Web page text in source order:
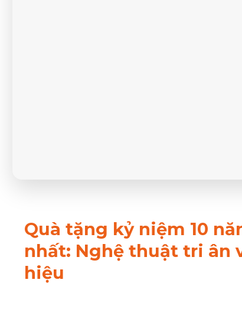
Quà tặng kỷ niệm 10
nhất: Nghệ thuật tri ân
hiệu